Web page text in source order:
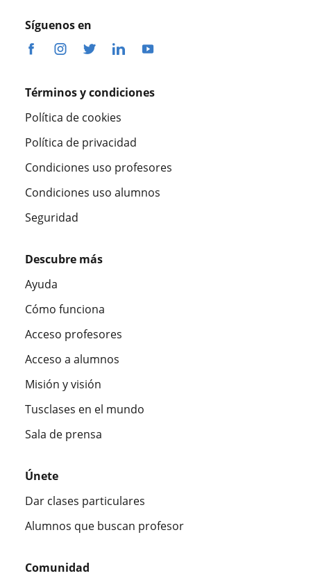
Síguenos en
Términos y condiciones
Política de cookies
Política de privacidad
Condiciones uso profesores
Condiciones uso alumnos
Seguridad
Descubre más
Ayuda
Cómo funciona
Acceso profesores
Acceso a alumnos
Misión y visión
Tusclases en el mundo
Sala de prensa
Únete
Dar clases particulares
Alumnos que buscan profesor
Comunidad